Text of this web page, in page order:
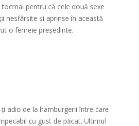
pentru că cele două sexe
nesfârșite și aprinse în această
o femeie președinte.
adio de la hamburgerii între care
cu gust de păcat. Ultimul